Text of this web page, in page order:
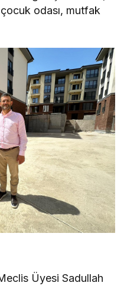
odası, mutfak
Üyesi Sadullah